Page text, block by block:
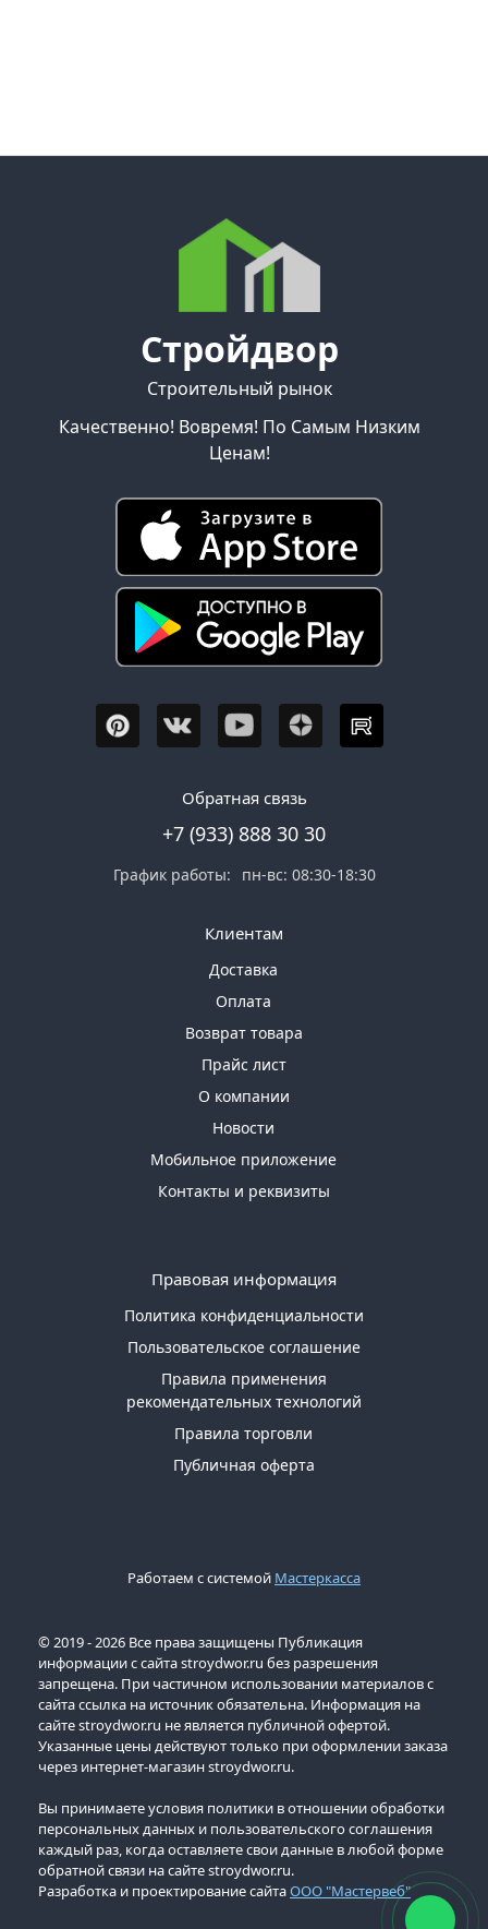
Стройдвор
Строительный рынок
Качественно! Вовремя! По Самым Низким
Ценам!
Обратная связь
+7 (933) 888 30 30
График работы: пн-вс: 08:30-18:30
Клиентам
Доставка
Оплата
Возврат товара
Прайс лист
О компании
Новости
Мобильное приложение
Контакты и реквизиты
Правовая информация
Политика конфиденциальности
Пользовательское соглашение
Правила применения
рекомендательных технологий
Правила торговли
Публичная оферта
Работаем с системой Мастеркасса
© 2019 - 2026 Все права защищены Публикация
информации с сайта stroydwor.ru без разрешения
запрещена. При частичном использовании материалов с
сайта ссылка на источник обязательна. Информация на
сайте stroydwor.ru не является публичной офертой.
Указанные цены действуют только при оформлении заказа
через интернет-магазин stroydwor.ru.
Вы принимаете условия политики в отношении обработки
персональных данных и пользовательского соглашения
каждый раз, когда оставляете свои данные в любой форме
обратной связи на сайте stroydwor.ru.
Разработка и проектирование сайтаООО "Мастервеб"